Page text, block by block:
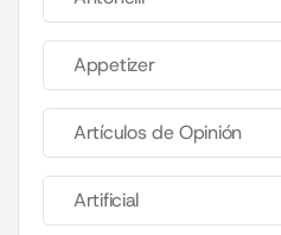
Appetizer
Artículos de Opinión
Artificial